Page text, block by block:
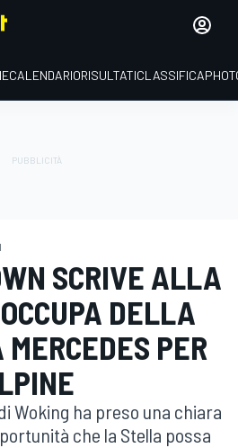
CALENDARIORISULTATICLASSIFICA
SCRIVE ALLA
DELLA
PER
Woking ha preso una chiara
che la Stella possa